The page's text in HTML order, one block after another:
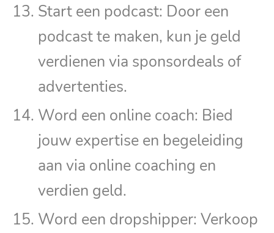
Start een podcast: Door een
podcast te maken, kun je geld
verdienen via sponsordeals of
advertenties.
Word een online coach: Bied
jouw expertise en begeleiding
aan via online coaching en
verdien geld.
Word een dropshipper: Verkoop